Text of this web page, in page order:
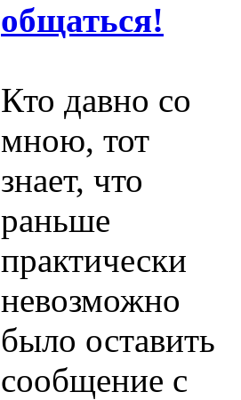
общаться!
Кто давно со
мною, тот
знает, что
раньше
практически
невозможно
было оставить
сообщение с